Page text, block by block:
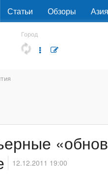
Статьи Обзоры Азия
Город
12.12.2011 19:00